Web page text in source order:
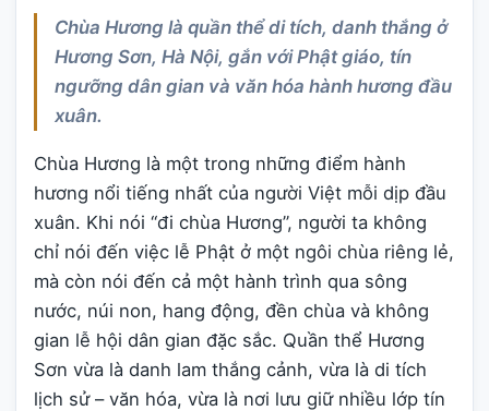
Chùa Hương là quần thể di tích, danh thắng ở
Hương Sơn, Hà Nội, gắn với Phật giáo, tín
ngưỡng dân gian và văn hóa hành hương đầu
xuân.
Chùa Hương là một trong những điểm hành
hương nổi tiếng nhất của người Việt mỗi dịp đầu
xuân. Khi nói “đi chùa Hương”, người ta không
chỉ nói đến việc lễ Phật ở một ngôi chùa riêng lẻ,
mà còn nói đến cả một hành trình qua sông
nước, núi non, hang động, đền chùa và không
gian lễ hội dân gian đặc sắc. Quần thể Hương
Sơn vừa là danh lam thắng cảnh, vừa là di tích
lịch sử – văn hóa, vừa là nơi lưu giữ nhiều lớp tín